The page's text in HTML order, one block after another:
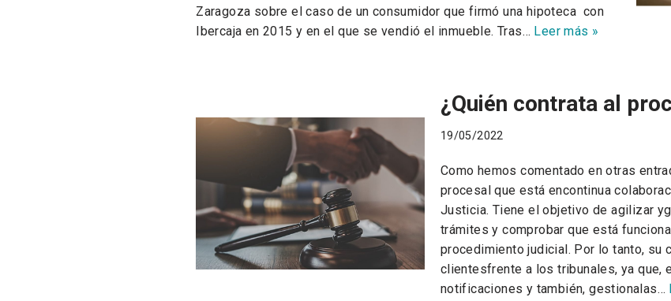
Zaragoza sobre el caso de un consumidor que firmó una hipoteca con
Ibercaja en 2015 y en el que se vendió el inmueble. Tras… Leer más »
¿Quién contrata al
19/05/2022
Como hemos comentado en otras
procesal que está encontinua
Justicia. Tiene el objetivo de agilizar
trámites y comprobar que está
procedimiento judicial. Por lo tanto, su
clientesfrente a los tribunales, ya que,
notificaciones y también, gestionalas…